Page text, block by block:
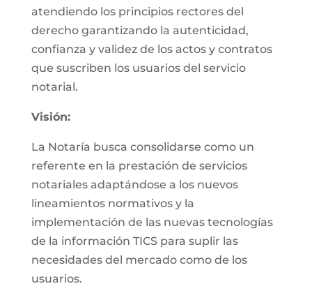
atendiendo los principios rectores del
derecho garantizando la autenticidad,
confianza y validez de los actos y contratos
que suscriben los usuarios del servicio
notarial.
Visión:
La Notaría busca consolidarse como un
referente en la prestación de servicios
notariales adaptándose a los nuevos
lineamientos normativos y la
implementación de las nuevas tecnologías
de la información TICS para suplir las
necesidades del mercado como de los
usuarios.